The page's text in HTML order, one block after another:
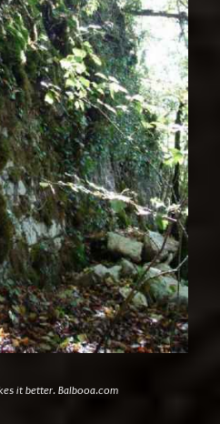
it better. Balbooa.com